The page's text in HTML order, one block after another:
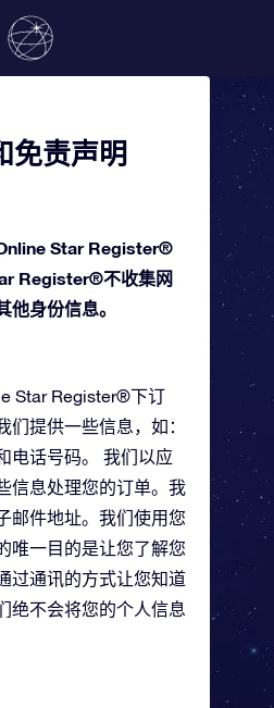
免责声明
Star Register®
Register®不收集网
他身份信息。
Star Register®下订
们提供一些信息，如：
电话号码。 我们以应
信息处理您的订单。我
邮件地址。我们使用您
唯一目的是让您了解您
过通讯的方式让您知道
绝不会将您的个人信息